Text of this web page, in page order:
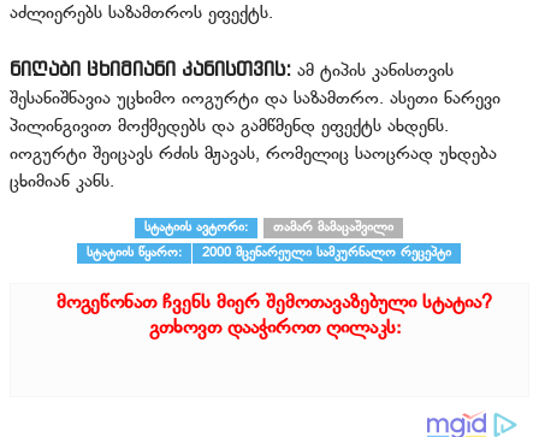
აძლიერებს საზამთროს ეფექტს.
ნიღაბი ცხიმიანი კანისთვის: ამ ტიპის კანისთვის
შესანიშნავია უცხიმო იოგურტი და საზამთრო. ასეთი ნარევი
პილინგივით მოქმედებს და გამწმენდ ეფექტს ახდენს.
იოგურტი შეიცავს რძის მჟავას, რომელიც საოცრად უხდება
ცხიმიან კანს.
სტატიის ავტორი:
თამარ მამაცაშვილი
სტატიის წყარო:
2000 მცენარეული სამკურნალო რეცეპტი
მოგეწონათ ჩვენს მიერ შემოთავაზებული სტატია?
გთხოვთ დააჭიროთ ღილაკს: